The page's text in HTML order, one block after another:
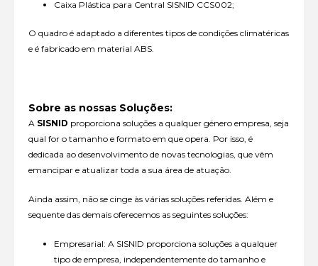
Caixa Plástica para Central SISNID CCS002;
O quadro é adaptado a diferentes tipos de condições climatéricas
e é fabricado em material ABS.
Sobre as nossas Soluções:
A SISNID proporciona soluções a qualquer género empresa, seja
qual for o tamanho e formato em que opera. Por isso, é
dedicada ao desenvolvimento de novas tecnologias, que vêm
emancipar e atualizar toda a sua área de atuação.
Ainda assim, não se cinge às várias soluções referidas. Além e
sequente das demais oferecemos as seguintes soluções:
Empresarial: A SISNID proporciona soluções a qualquer
tipo de empresa, independentemente do tamanho e